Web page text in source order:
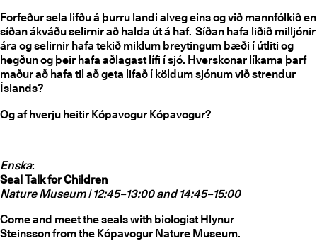
Forfeður sela lifðu á þurru landi alveg eins og við mannfólkið en
síðan ákváðu selirnir að halda út á haf. Síðan hafa liðið milljónir
ára og selirnir hafa tekið miklum breytingum bæði í útliti og
hegðun og þeir hafa aðlagast lífi í sjó. Hverskonar líkama þarf
maður að hafa til að geta lifað í köldum sjónum við strendur
Íslands?
Og af hverju heitir Kópavogur Kópavogur?
Enska:
Seal Talk for Children
Nature Museum | 12:45–13:00 and 14:45–15:00
Come and meet the seals with biologist Hlynur
Steinsson from the Kópavogur Nature Museum.